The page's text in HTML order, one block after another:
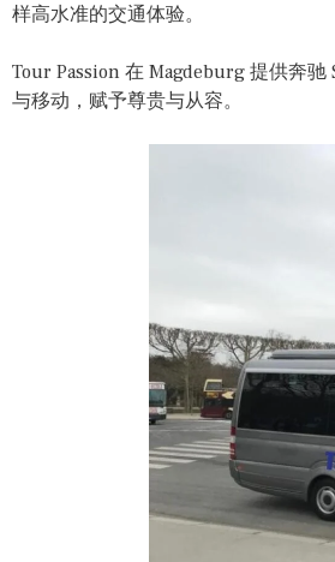
样高水准的交通体验。
Tour Passion 在 Magdeburg 提供奔
与移动，赋予尊贵与从容。